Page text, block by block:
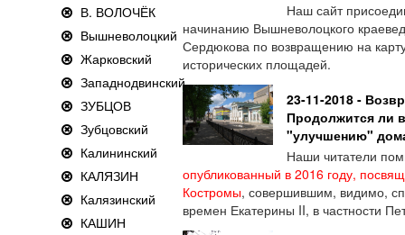
В. ВОЛОЧЁК
Вышневолоцкий
Жарковский
Западнодвинский
ЗУБЦОВ
Зубцовский
Калининский
КАЛЯЗИН
Калязинский
КАШИН
Наш сайт
начинанию Вышневолоцкого
Сердюкова по возвращению на
исторических площадей.
23-11-2018 -
Продолжится ли
"улучшению"
Наши читатели
опубликованный в 2016 году,
Костромы, совершившим, видимо,
времен Екатерины II, в частности